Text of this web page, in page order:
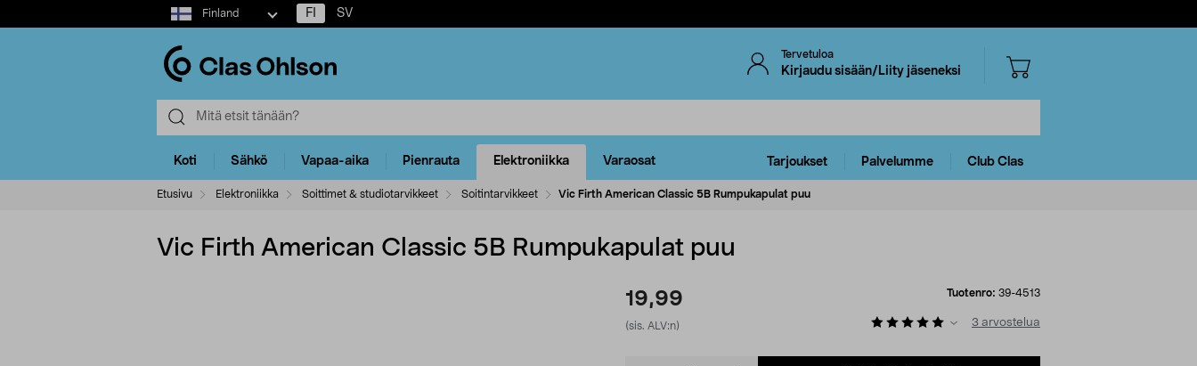
Select
market
Finland FI SV
Tervetuloa
Kirjaudu sisään/Liity jäseneksi
Koti Sähkö Vapaa-aika Pienrauta Elektroniikka Varaosat Tarjoukset Palvelumme Club Clas
Etusivu Elektroniikka Soittimet & studiotarvikkeet Soitintarvikkeet Vic Firth American Classic 5B Rumpukapulat puu
Vic Firth American Classic 5B Rumpukapulat puu
19,99
(sis. ALV:n)
Tuotenro: 39-4513
3 arvostelua